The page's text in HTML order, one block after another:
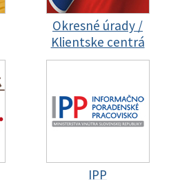
Okresné úrady /
Klientske centrá
IPP